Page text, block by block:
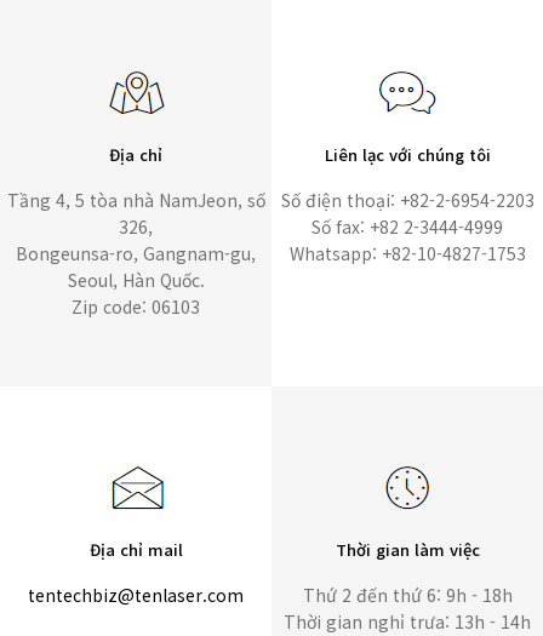
Địa chỉ
Tầng 4, 5 tòa nhà NamJeon, số
326,
Bongeunsa-ro, Gangnam-gu,
Seoul, Hàn Quốc.
Zip code: 06103
Liên lạc với chúng tôi
Số điện thoại: +82-2-6954-2203
Số fax: +82 2-3444-4999
Whatsapp: +82-10-4827-1753
Địa chỉ mail
tentechbiz@tenlaser.com
Thời gian làm việc
Thứ 2 đến thứ 6: 9h - 18h
Thời gian nghỉ trưa: 13h - 14h